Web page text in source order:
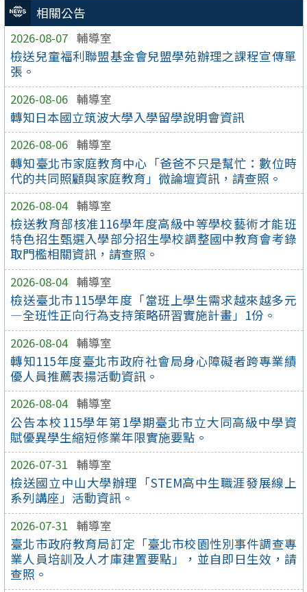
相關公告
2026-08-07 輔導室
檢送兒童福利聯盟基金會兒盟學苑辦理之課程宣傳單
張。
2026-08-06 輔導室
轉知日本國立筑波大學入學留學說明會資訊
2026-08-06 輔導室
轉知臺北市家庭教育中心「爸爸不只是幫忙：數位時
代的共同照顧與家庭教育」微論壇資訊，請查照。
2026-08-04 輔導室
檢送教育部核准116學年度高級中等學校藝術才能班
特色招生甄選入學部分招生學校調整國中教育會考錄
取門檻相關資訊，請查照。
2026-08-04 輔導室
檢送臺北市115學年度「當班上學生需求越來越多元
—全班性正向行為支持策略研習實施計畫」1份。
2026-08-04 輔導室
轉知115年度臺北市政府社會局身心障礙者跨專業績
優人員推薦表揚活動資訊。
2026-08-04 輔導室
公告本校115學年第1學期臺北市立大同高級中學資
賦優異學生縮短修業年限實施要點。
2026-07-31 輔導室
檢送國立中山大學辦理「STEM高中生職涯發展線上
系列講座」活動資訊。
2026-07-31 輔導室
臺北市政府教育局訂定「臺北市校園性別事件調查專
業人員培訓及人才庫建置要點」，並自即日生效，請
查照。